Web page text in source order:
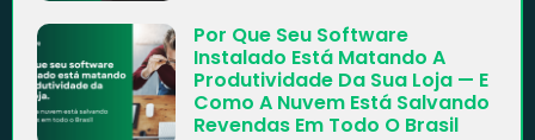
Por Que Seu Software
Instalado Está Matando A
Produtividade Da Sua Loja — E
Como A Nuvem Está Salvando
Revendas Em Todo O Brasil